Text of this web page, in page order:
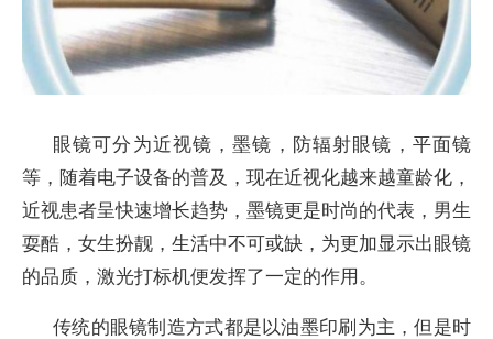
眼镜可分为近视镜，墨镜，防辐射眼镜，平面镜
等，随着电子设备的普及，现在近视化越来越童龄化，
近视患者呈快速增长趋势，墨镜更是时尚的代表，男生
耍酷，女生扮靓，生活中不可或缺，为更加显示出眼镜
的品质，激光打标机便发挥了一定的作用。
传统的眼镜制造方式都是以油墨印刷为主，但是时